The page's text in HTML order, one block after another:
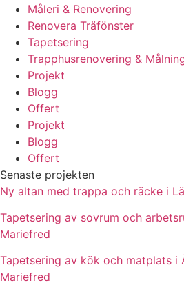
Måleri & Renovering
Renovera Träfönster
Tapetsering
Trapphusrenovering &
Projekt
Blogg
Offert
Projekt
Blogg
Offert
Senaste projekten
Ny altan med trappa och räcke i
Tapetsering av sovrum och
Mariefred
Tapetsering av kök och matplats i
Mariefred